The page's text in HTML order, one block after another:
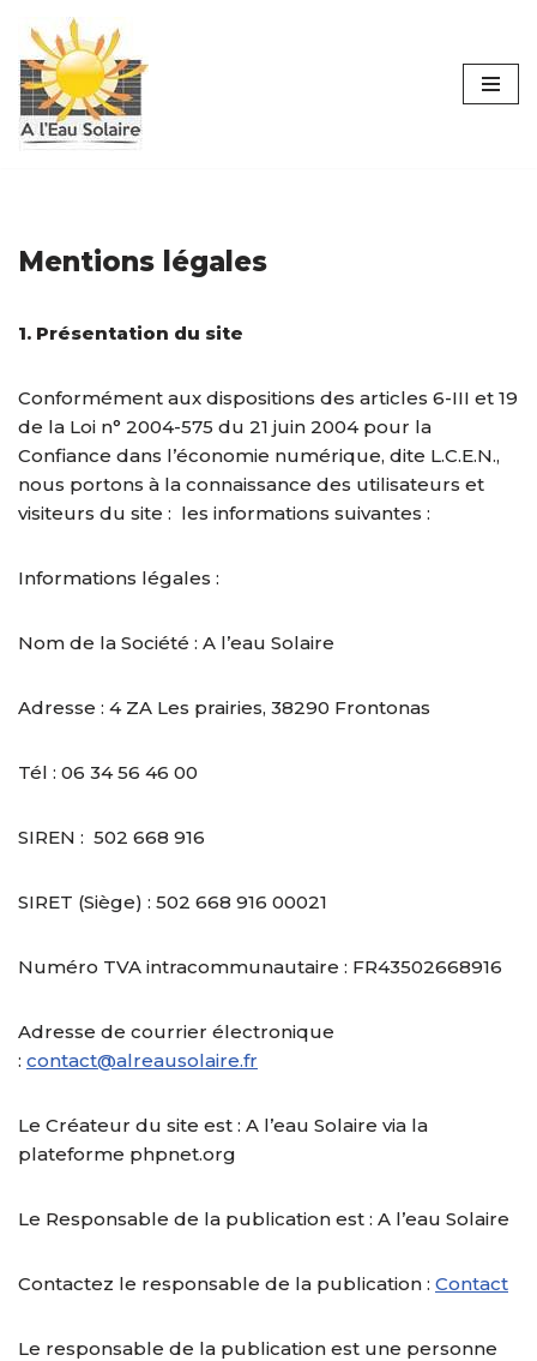
Aller
au
contenu
Mentions légales
1. Présentation du site
​Conformément aux dispositions des articles 6-III et 19
de la Loi n° 2004-575 du 21 juin 2004 pour la
Confiance dans l’économie numérique, dite L.C.E.N.,
nous portons à la connaissance des utilisateurs et
visiteurs du site : les informations suivantes :
Informations légales :
Nom de la Société : A l’eau Solaire
Adresse : 4 ZA Les prairies, 38290 Frontonas
Tél : 06 34 56 46 00
SIREN : 502 668 916
SIRET (Siège) : 502 668 916 00021
Numéro TVA intracommunautaire : FR43502668916
Adresse de courrier électronique
: contact@alreausolaire.fr
Le Créateur du site est : A l’eau Solaire via la
plateforme phpnet.org
Le Responsable de la publication est : A l’eau Solaire
Contactez le responsable de la publication : Contact
Le responsable de la publication est une personne